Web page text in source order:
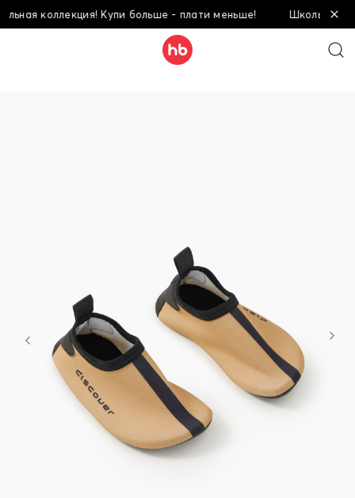
коллекция! Купи больше - плати меньше! Школьная